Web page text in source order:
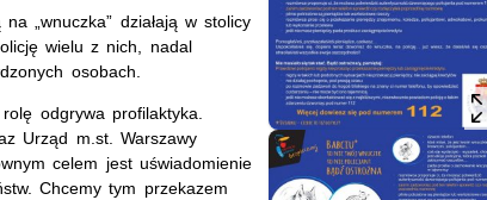
„wnuczka” działają w stolicy
wielu z nich, nadal
osobach.
odgrywa profilaktyka.
Urząd m.st. Warszawy
celem jest uświadomienie
Chcemy tym przekazem